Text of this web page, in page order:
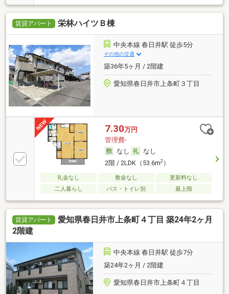
賃貸アパート 栄林ハイツＢ棟
中央本線 春日井駅 徒歩5分
その他の交通
築36年5ヶ月 / 2階建
愛知県春日井市上条町３丁目
7.30万円
管理費-
なし
なし
2階 / 2LDK（53.6m2）
礼金なし 敷金なし
更新料なし
二人暮らし
バス・トイレ別 最上階
賃貸アパート
愛知県春日井市上条町４丁目 築24年2ヶ月
2階建
中央本線 春日井駅 徒歩7分
築24年2ヶ月 / 2階建
愛知県春日井市上条町４丁目